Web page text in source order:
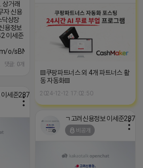
상거래
자 신용
닥상장
용정보
이세준
o/sBNzrmNh
댓글: 0개
▤쿠팡파트너스 외 4개 파트너스 활
동 자동화▤
2024-12-12 17:02:50
ㄱ고려신용정보 이세준2878-7442
비공개